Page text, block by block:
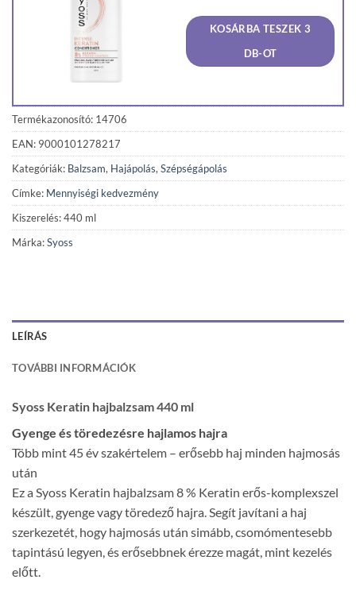
was:
1
290 Ft.
is:
226
KOSÁRBA TESZEK 3
DB-OT
Termékazonosító: 14706
EAN: 9000101278217
Kategóriák: Balzsam, Hajápolás,Szépségápolás
Címke: Mennyiségi kedvezmény
Kiszerelés: 440 ml
Márka:Syoss
LEÍRÁS
TOVÁBBI INFORMÁCIÓK
Syoss Keratin hajbalzsam 440 ml
Gyenge és töredezésre hajlamos hajra
Több mint 45 év szakértelem – erősebb haj minden hajmosás
után
Ez a Syoss Keratin hajbalzsam 8 % Keratin erős-komplexszel
készült, gyenge vagy töredező hajra. Segít javítani a haj
szerkezetét, hogy hajmosás után simább, csomómentesebb
tapintású legyen, és erősebbnek érezze magát, mint kezelés
előtt.